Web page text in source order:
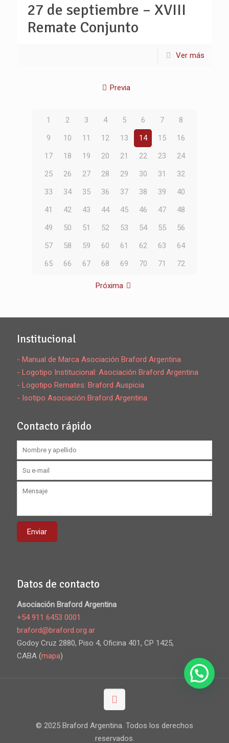
27 de septiembre – XVIII
Remate Conjunto
Ver más
Previa
1 2 3 4 5 6 7
8
9
10 11 12 13 14 15
16
17
18 19 20 21 22 23
24
25
26 27 28 29 30 31
32
33
34 35 36 37 38 39
40
41
42 43 44 45 46 47
48
49
50 51 52 53 54 55
56
57
58 59 60 61 62 63
64
65
66 67 68 69 70 71 72
Próxima
Institucional
- Manual de Marca Asociación Braford Argentina
- Logotipo Institucional: Asociación Braford Argentina
- Logotipo Remates: Braford Auspicia
- Isotipo Asociación Braford Argentina
Contacto rápido
Datos de contacto
Asociación Braford Argentina
+54 911 6453 0001
braford@braford.org.ar
Godoy Cruz 2880, Piso 4, Oficina 401, CP 1425,
CABA (mapa)
© 2025 Braford Argentina. Todos los derechos
reservados.